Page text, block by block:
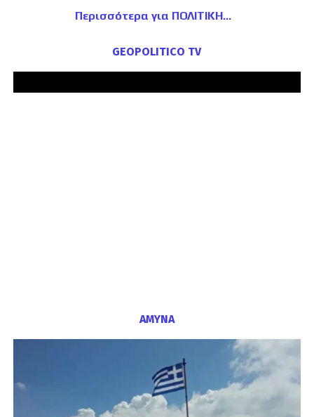
Περισσότερα για ΠΟΛΙΤΙΚΗ
GEOPOLITICO TV
ΑΜΥΝΑ